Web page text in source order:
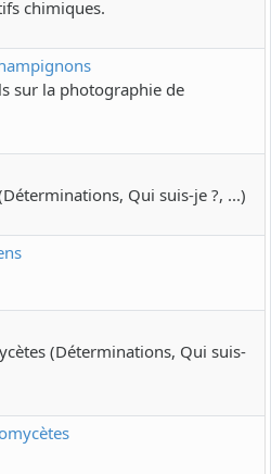
chimiques.
sur la photographie de
Qui suis-je ?, ...)
(Déterminations, Qui suis-